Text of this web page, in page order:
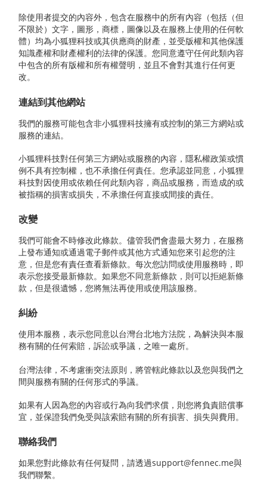
除使用者提交的內容外，包含在服務中的所有內容（包括（但
不限於）文字，圖形，商標，圖像以及在服務上使用的任何軟
體）均為小狐狸科技或其供應商的財產，並受版權和其他保護
知識產權和財產權利的法律的保護。您同意遵守任何此類內容
中包含的所有版權和所有權聲明，並且不會對其進行任何更
改。
連結到其他網站
我們的服務可能包含非小狐狸科技擁有或控制的第三方網站或
服務的連結。
小狐狸科技對任何第三方網站或服務的內容，隱私權政策或慣
例不具有控制權，也不承擔任何責任。您承認並同意，小狐狸
科技對因使用或依賴任何此類內容，商品或服務，而造成的或
被指稱的損害或損失，不承擔任何直接或間接的責任。
改變
我們可能會不時修改此條款。儘管我們會盡最大努力，在服務
上發布通知或通過電子郵件或其他方式通知您來引起您的注
意，但是您有責任查看新條款。每次您訪問或使用服務時，即
表示您接受最新條款。如果您不同意新條款，則可以拒絕新條
款，但是很遺憾，您將無法再使用或使用該服務。
糾紛
使用本服務，表示您同意以台灣台北地方法院，為解決與本服
務有關的任何索賠，訴訟或爭議，之唯一處所。
台灣法律，不考慮衝突法原則，將管轄此條款以及您與我們之
間與服務有關的任何形式的爭議。
如果有人因為您的內容或行為向我們求償，則您將負責賠償事
宜，並保證我們免受與該索賠有關的所有損害、損失與費用。
聯絡我們
如果您對此條款有任何疑問，請透過support@fennec.me與
我們聯繫。